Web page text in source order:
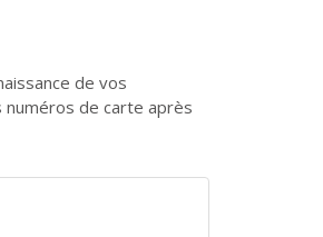
de vos
numéros de carte après